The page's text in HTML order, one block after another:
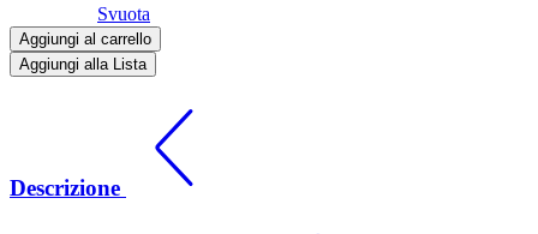
Svuota
Aggiungi al carrello
Aggiungi alla Lista
Descrizione